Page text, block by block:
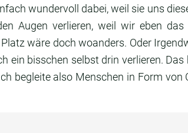
wundervoll dabei, weil sie uns
Augen verlieren, weil wir eben
wäre doch woanders. Oder
ein bisschen selbst drin verlieren.
begleite also Menschen in Form von